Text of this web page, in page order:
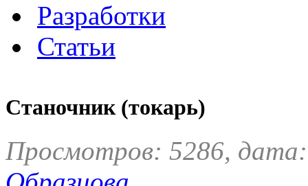
Разработки
Статьи
Станочник (токарь)
Просмотров: 5286,